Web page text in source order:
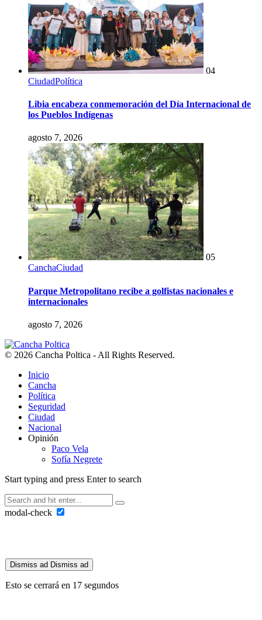
04
CiudadPolítica
Libia encabeza conmemoración del Día Internacional de
los Pueblos Indígenas
agosto 7, 2026
05
CanchaCiudad
Parque Metropolitano recibe a golfistas nacionales e
internacionales
agosto 7, 2026
© 2026 Cancha Poltica - All Rights Reserved.
Inicio
Cancha
Política
Seguridad
Ciudad
Nacional
Opinión
Paco Vela
Sofía Negrete
Start typing and press Enter to search
modal-check
Dismiss ad Dismiss ad
Esto se cerrará en 16 segundos